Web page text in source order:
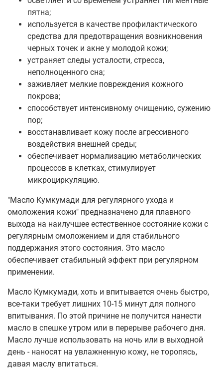
пятна;
используется в качестве профилактического
средства для предотвращения возникновения
черных точек и акне у молодой кожи;
устраняет следы усталости, стресса,
неполноценного сна;
заживляет мелкие повреждения кожного
покрова;
способствует интенсивному очищению, сужению
пор;
восстанавливает кожу после агрессивного
воздействия внешней среды;
обеспечивает нормализацию метаболических
процессов в клетках, стимулирует
микроциркуляцию.
"Масло Кумкумади для регулярного ухода и
омоложения кожи" предназначено для плавного
выхода на наилучшее естественное состояние кожи с
регулярным омоложением и для стабильного
поддержания этого состояния. Это масло
обеспечивает стабильный эффект при регулярном
применении.
Масло Кумкумади, хоть и впитывается очень быстро,
все-таки требует лишних 10-15 минут для полного
впитывания. По этой причине не получится нанести
масло в спешке утром или в перерыве рабочего дня.
Масло лучше использовать на ночь или в выходной
день - наносят на увлажненную кожу, не торопясь,
давая маслу впитаться.